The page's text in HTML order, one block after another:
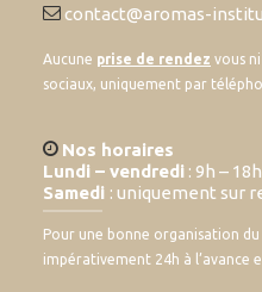
contact@aromas-
Aucune prise de rendez vous ni
sociaux, uniquement par
Nos horaires
Lundi – vendredi : 9h – 18h
Samedi : uniquement sur
Pour une bonne organisation
impérativement 24h à l’avance